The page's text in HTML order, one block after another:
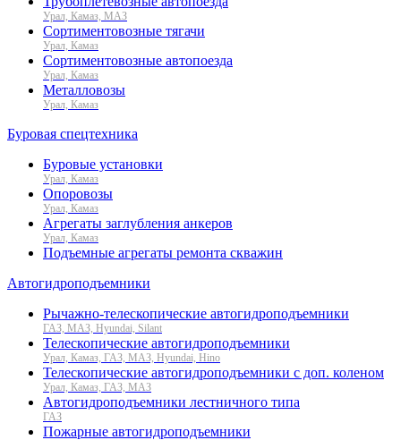
Урал, Камаз, МАЗ
Сортиментовозные тягачи
Урал, Камаз
Сортиментовозные автопоезда
Урал, Камаз
Металловозы
Урал, Камаз
Буровая спецтехника
Буровые установки
Урал, Камаз
Опоровозы
Урал, Камаз
Агрегаты заглубления анкеров
Урал, Камаз
Подъемные агрегаты ремонта скважин
Автогидроподъемники
Рычажно-телескопические автогидроподъемники
ГАЗ, МАЗ, Hyundai, Silant
Телескопические автогидроподъемники
Урал, Камаз, ГАЗ, МАЗ, Hyundai, Hino
Телескопические автогидроподъемники с доп. коленом
Урал, Камаз, ГАЗ, МАЗ
Автогидроподъемники лестничного типа
ГАЗ
Пожарные автогидроподъемники